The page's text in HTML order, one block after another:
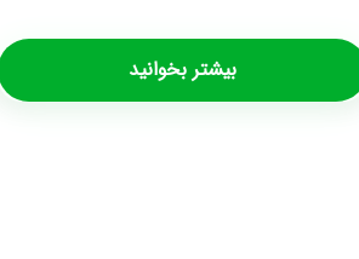
بیشتر بخوانید